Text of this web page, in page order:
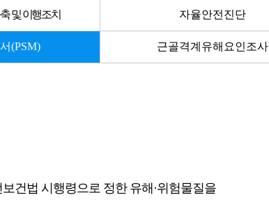
및 이행조치 자율안전진단
(PSM) 근골격계유해요인조사
건법 시행령으로 정한 유해·위험물질을